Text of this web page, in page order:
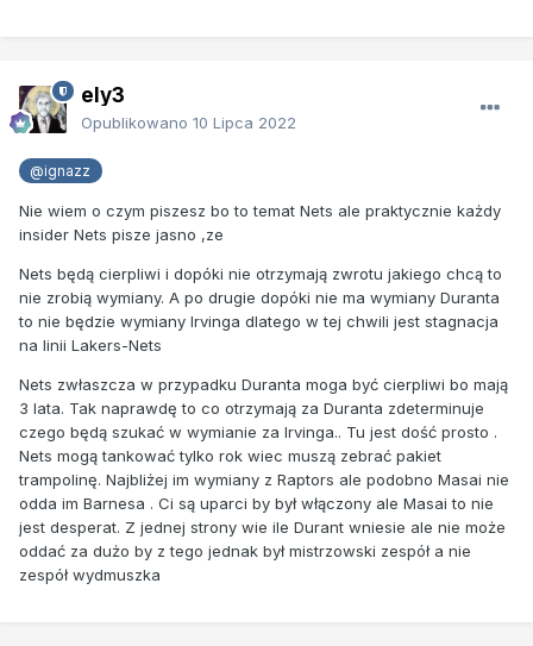
ely3
Opublikowano 10 Lipca 2022
@ignazz
Nie wiem o czym piszesz bo to temat Nets ale praktycznie każdy
insider Nets pisze jasno ,ze
Nets będą cierpliwi i dopóki nie otrzymają zwrotu jakiego chcą to
nie zrobią wymiany. A po drugie dopóki nie ma wymiany Duranta
to nie będzie wymiany Irvinga dlatego w tej chwili jest stagnacja
na linii Lakers-Nets
Nets zwłaszcza w przypadku Duranta moga być cierpliwi bo mają
3 lata. Tak naprawdę to co otrzymają za Duranta zdeterminuje
czego będą szukać w wymianie za Irvinga.. Tu jest dość prosto .
Nets mogą tankować tylko rok wiec muszą zebrać pakiet
trampolinę. Najbliżej im wymiany z Raptors ale podobno Masai nie
odda im Barnesa . Ci są uparci by był włączony ale Masai to nie
jest desperat. Z jednej strony wie ile Durant wniesie ale nie może
oddać za dużo by z tego jednak był mistrzowski zespół a nie
zespół wydmuszka